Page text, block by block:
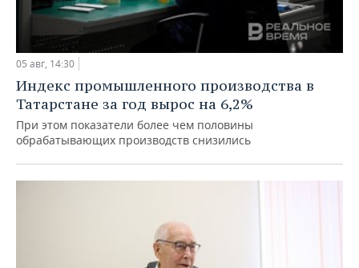
05 авг, 14:30
Индекс промышленного производства в
Татарстане за год вырос на 6,2%
При этом показатели более чем половины
обрабатывающих производств снизились